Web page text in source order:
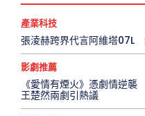
產業科技
張淩赫跨界代言阿維塔07L
影劇推薦
《愛情有煙火》憑劇情逆
王楚然兩劇引熱議